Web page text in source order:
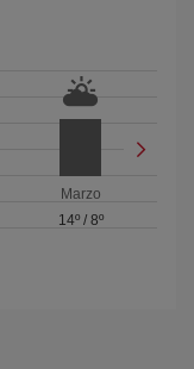
Marzo
14º/ 8º